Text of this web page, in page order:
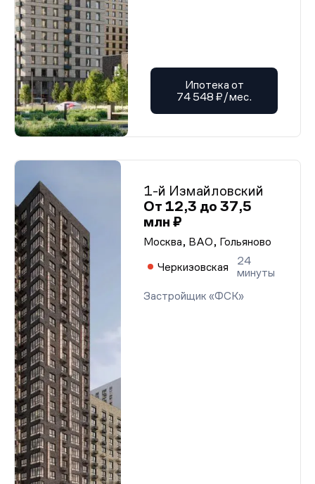
Ипотека от
74 548 ₽/мес.
1-й Измайловский
От 12,3 до 37,5
млн ₽
Москва, ВАО, Гольяново
Черкизовская
24
минуты
Застройщик «ФСК»